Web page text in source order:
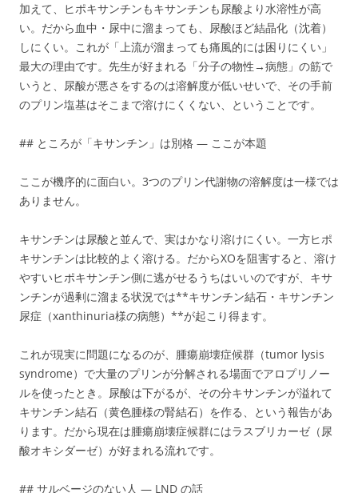
加えて、ヒポキサンチンもキサンチンも尿酸より水溶性が高
い。だから血中・尿中に溜まっても、尿酸ほど結晶化（沈着）
しにくい。これが「上流が溜まっても痛風的には困りにくい」
最大の理由です。先生が好まれる「分子の物性→病態」の筋で
いうと、尿酸が悪さをするのは溶解度が低いせいで、その手前
のプリン塩基はそこまで溶けにくくない、ということです。
## ところが「キサンチン」は別格 — ここが本題
ここが機序的に面白い。3つのプリン代謝物の溶解度は一様では
ありません。
キサンチンは尿酸と並んで、実はかなり溶けにくい。一方ヒポ
キサンチンは比較的よく溶ける。だからXOを阻害すると、溶け
やすいヒポキサンチン側に逃がせるうちはいいのですが、キサ
ンチンが過剰に溜まる状況では**キサンチン結石・キサンチン
尿症（xanthinuria様の病態）**が起こり得ます。
これが現実に問題になるのが、腫瘍崩壊症候群（tumor lysis
syndrome）で大量のプリンが分解される場面でアロプリノー
ルを使ったとき。尿酸は下がるが、その分キサンチンが溢れて
キサンチン結石（黄色腫様の腎結石）を作る、という報告があ
ります。だから現在は腫瘍崩壊症候群にはラスブリカーゼ（尿
酸オキシダーゼ）が好まれる流れです。
## サルベージのない人 — LND の話